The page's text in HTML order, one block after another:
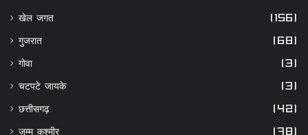
खेल जगत (156)
गुजरात (68)
गोवा (3)
चटपटे जायके (3)
छत्तीसगढ़ (42)
जम्मू कश्मीर (78)